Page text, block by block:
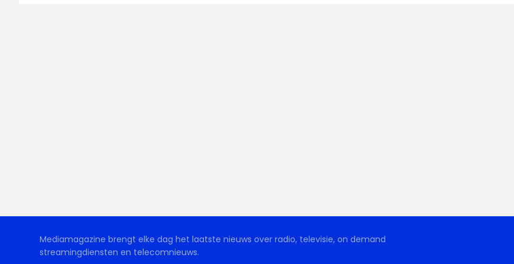
Mediamagazine brengt elke dag het laatste nieuws over radio, televisie, on demand
streamingdiensten en telecomnieuws.